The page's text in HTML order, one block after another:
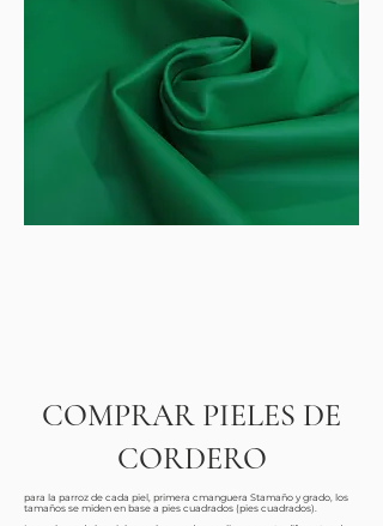
COMPRAR PIELES DE
CORDERO
para la parroz de cada piel, primera cmanguera Stamaño y grado, los
tamaños se miden en base a pies cuadrados (pies cuadrados).